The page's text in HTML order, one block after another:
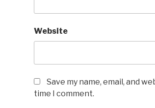
Website
Save my name, email, and
time I comment.